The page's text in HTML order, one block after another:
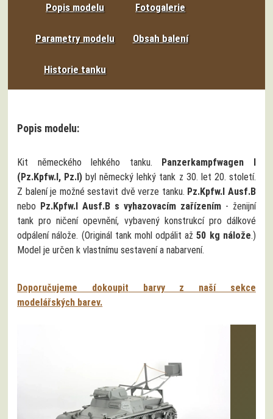
Popis modelu Fotogalerie
Parametry modelu Obsah balení
Historie tanku
Popis modelu:
Kit německého lehkého tanku.
Panzerkampfwagen I
(Pz.Kpfw.I, Pz.I) byl německý lehký tank z 30. let 20. století.
Z balení je možné sestavit dvě verze tanku. Pz.Kpfw.I Ausf.B
nebo Pz.Kpfw.I Ausf.B s vyhazovacím zařízením- ženijní
tank pro ničení opevnění, vybavený konstrukcí pro dálkové
odpálení nálože. (Originál tank mohl odpálit až 50 kg nálože.)
Model je určen k vlastnímu sestavení a nabarvení.
Doporučujeme dokoupit barvy z naší sekce
modelářských barev.